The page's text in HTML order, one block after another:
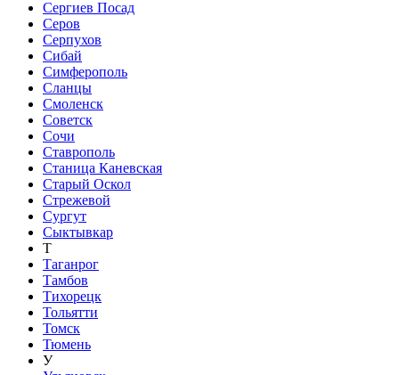
Сергиев Посад
Серов
Серпухов
Сибай
Симферополь
Сланцы
Смоленск
Советск
Сочи
Ставрополь
Станица Каневская
Старый Оскол
Стрежевой
Сургут
Сыктывкар
Т
Таганрог
Тамбов
Тихорецк
Тольятти
Томск
Тюмень
У